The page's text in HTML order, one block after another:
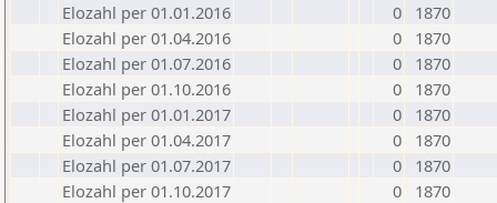
Elozahl per 01.01.2016
0
1870
Elozahl per 01.04.2016
0
1870
Elozahl per 01.07.2016
0
1870
Elozahl per 01.10.2016
0
1870
Elozahl per 01.01.2017
0
1870
Elozahl per 01.04.2017
0
1870
Elozahl per 01.07.2017
0
1870
Elozahl per 01.10.2017
0
1870